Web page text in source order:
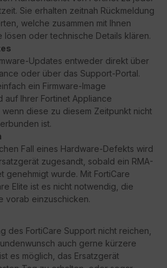
Sie erhalten zeitnah Rückmeldung
welche zusammen mit Ihnen
lösen oder technische Details klären.
Updates entweder direkt über
oder über das Support-Portal.
ein Firmware-Image
auf Ihrer Fortinet Appliance
wenn diese zu diesem Zeitpunkt nicht
ist.
Fall eines Hardware-Defekts wird
zugesandt, sobald ein RMA-
genehmigt wurde. Mit FortiCare
Elite ist es nicht notwendig, die
vorab einzuschicken.
des FortiCare Support nicht reichen,
auch gerne kürzere
es möglich, das Ersatzgerät